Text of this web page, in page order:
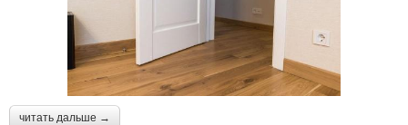
читать дальше →